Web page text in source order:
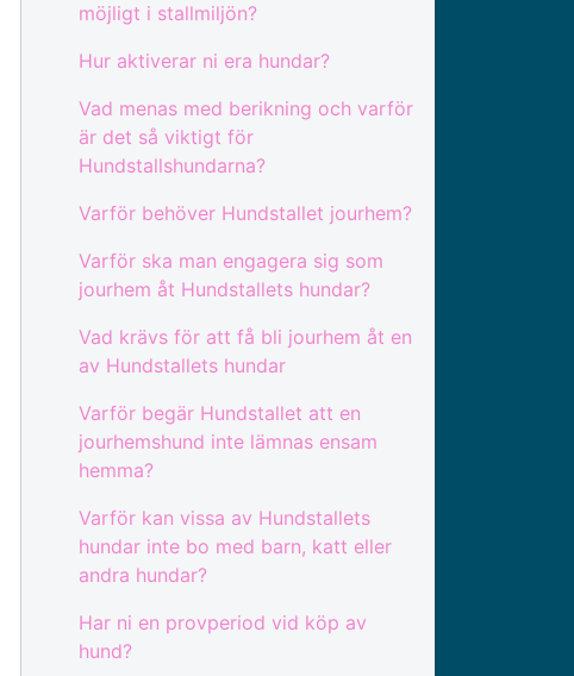
möjligt i stallmiljön?
Hur aktiverar ni era hundar?
Vad menas med berikning och varför
är det så viktigt för
Hundstallshundarna?
Varför behöver Hundstallet jourhem?
Varför ska man engagera sig som
jourhem åt Hundstallets hundar?
Vad krävs för att få bli jourhem åt en
av Hundstallets hundar
Varför begär Hundstallet att en
jourhemshund inte lämnas ensam
hemma?
Varför kan vissa av Hundstallets
hundar inte bo med barn, katt eller
andra hundar?
Har ni en provperiod vid köp av
hund?